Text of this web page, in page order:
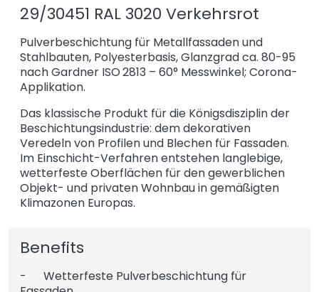
29/30451 RAL 3020 Verkehrsrot
Pulverbeschichtung für Metallfassaden und
Stahlbauten, Polyesterbasis, Glanzgrad ca. 80-95
nach Gardner ISO 2813 – 60° Messwinkel; Corona-
Applikation.
Das klassische Produkt für die Königsdisziplin der
Beschichtungsindustrie: dem dekorativen
Veredeln von Profilen und Blechen für Fassaden.
Im Einschicht-Verfahren entstehen langlebige,
wetterfeste Oberflächen für den gewerblichen
Objekt- und privaten Wohnbau in gemäßigten
Klimazonen Europas.
Benefits
- Wetterfeste Pulverbeschichtung für